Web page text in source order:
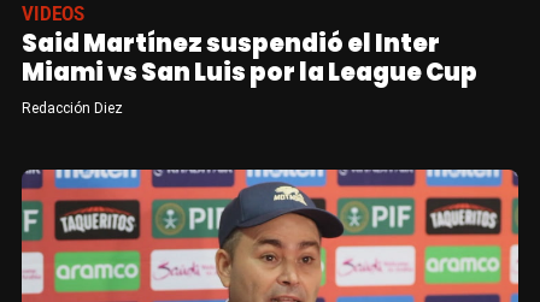
VIDEOS
Said Martínez suspendió el Inter
Miami vs San Luis por la League Cup
Redacción Diez